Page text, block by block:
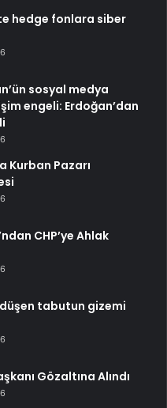
hedge fonlara siber
sosyal medya
engeli: Erdoğan’dan
Kurban Pazarı
CHP’ye Ahlak
tabutun gizemi
Gözaltına Alındı